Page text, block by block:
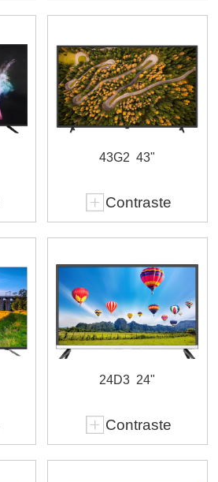
43G2 43"
Contraste
24D3 24"
Contraste